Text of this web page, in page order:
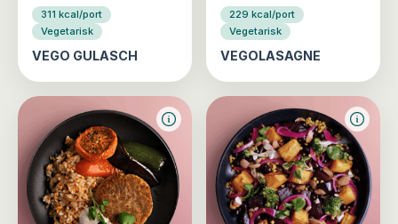
311 kcal/port
Vegetarisk
VEGO GULASCH
229 kcal/port
Vegetarisk
VEGOLASAGNE